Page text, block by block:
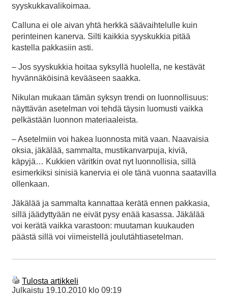
syyskukkavalikoimaa.
Calluna ei ole aivan yhtä herkkä säävaihtelulle kuin
perinteinen kanerva. Silti kaikkia syyskukkia pitää
kastella pakkasiin asti.
– Jos syyskukkia hoitaa syksyllä huolella, ne kestävät
hyvännäköisinä kevääseen saakka.
Nikulan mukaan tämän syksyn trendi on luonnollisuus:
näyttävän asetelman voi tehdä täysin luomusti vaikka
pelkästään luonnon materiaaleista.
– Asetelmiin voi hakea luonnosta mitä vaan. Naavaisia
oksia, jäkälää, sammalta, mustikanvarpuja, kiviä,
käpyjä… Kukkien väritkin ovat nyt luonnollisia, sillä
esimerkiksi sinisiä kanervia ei ole tänä vuonna saatavilla
ollenkaan.
Jäkälää ja sammalta kannattaa kerätä ennen pakkasia,
sillä jäädyttyään ne eivät pysy enää kasassa. Jäkälää
voi kerätä vaikka varastoon: muutaman kuukauden
päästä sillä voi viimeistellä joulutähtiasetelman.
Tulosta artikkeli
Julkaistu 19.10.2010 klo 09:19